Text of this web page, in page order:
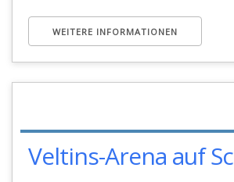
WEITERE INFORMATIONEN
Veltins-Arena auf